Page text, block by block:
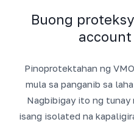
Buong
Pinoprotektahan ng
mula sa panganib sa
Nagbibigay ito ng tunay
isang isolated na